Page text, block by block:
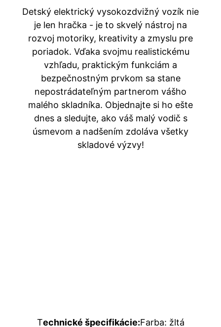
Detský elektrický vysokozdvižný vozík nie
je len hračka - je to skvelý nástroj na
rozvoj motoriky, kreativity a zmyslu pre
poriadok. Vďaka svojmu realistickému
vzhľadu, praktickým funkciám a
bezpečnostným prvkom sa stane
nepostrádateľným partnerom vášho
malého skladníka. Objednajte si ho ešte
dnes a sledujte, ako váš malý vodič s
úsmevom a nadšením zdoláva všetky
skladové výzvy!
Technické špecifikácie:Farba: žltá